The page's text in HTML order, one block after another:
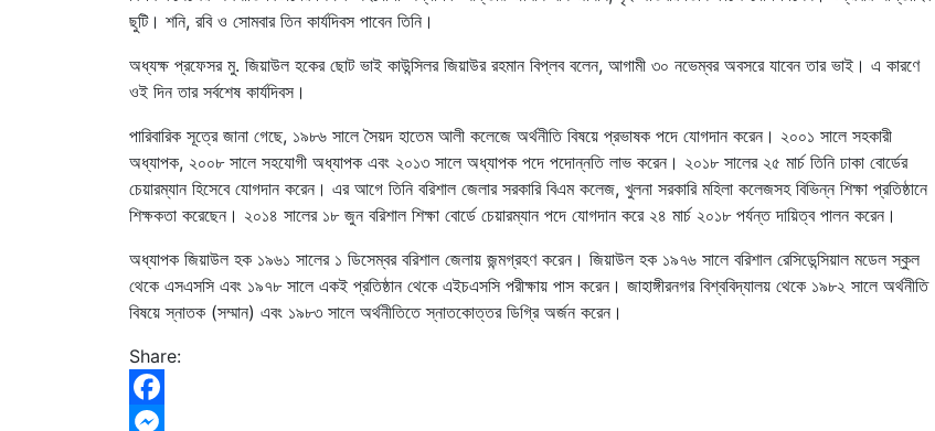
ছুটি। শনি, রবি ও সোমবার তিন কার্যদিবস পাবেন তিনি।
অধ্যক্ষ প্রফেসর মু. জিয়াউল হকের ছোট ভাই কাউন্সিলর জিয়াউর রহমান বিপ্লব বলেন, আগামী ৩০ নভেম্বর অবসরে যাবেন তার ভাই। এ কারণে
ওই দিন তার সর্বশেষ কার্যদিবস।
পারিবারিক সূত্রে জানা গেছে, ১৯৮৬ সালে সৈয়দ হাতেম আলী কলেজে অর্থনীতি বিষয়ে প্রভাষক পদে যোগদান করেন। ২০০১ সালে সহকারী
অধ্যাপক, ২০০৮ সালে সহযোগী অধ্যাপক এবং ২০১৩ সালে অধ্যাপক পদে পদোন্নতি লাভ করেন। ২০১৮ সালের ২৫ মার্চ তিনি ঢাকা বোর্ডের
চেয়ারম্যান হিসেবে যোগদান করেন। এর আগে তিনি বরিশাল জেলার সরকারি বিএম কলেজ, খুলনা সরকারি মহিলা কলেজসহ বিভিন্ন শিক্ষা প্রতিষ্ঠানে
শিক্ষকতা করেছেন। ২০১৪ সালের ১৮ জুন বরিশাল শিক্ষা বোর্ডে চেয়ারম্যান পদে যোগদান করে ২৪ মার্চ ২০১৮ পর্যন্ত দায়িত্ব পালন করেন।
অধ্যাপক জিয়াউল হক ১৯৬১ সালের ১ ডিসেম্বর বরিশাল জেলায় জন্মগ্রহণ করেন। জিয়াউল হক ১৯৭৬ সালে বরিশাল রেসিডেন্সিয়াল মডেল স্কুল
থেকে এসএসসি এবং ১৯৭৮ সালে একই প্রতিষ্ঠান থেকে এইচএসসি পরীক্ষায় পাস করেন। জাহাঙ্গীরনগর বিশ্ববিদ্যালয় থেকে ১৯৮২ সালে অর্থনীতি
বিষয়ে স্নাতক (সম্মান) এবং ১৯৮৩ সালে অর্থনীতিতে স্নাতকোত্তর ডিগ্রি অর্জন করেন।
Share:
Facebook